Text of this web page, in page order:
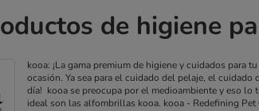
de higiene
kooa: ¡La gama premium de higiene y cuidados para
ocasión. Ya sea para el cuidado del pelaje, el
día! kooa se preocupa por el medioambiente y eso
ideal son las alfombrillas kooa. kooa - Redefining Pet